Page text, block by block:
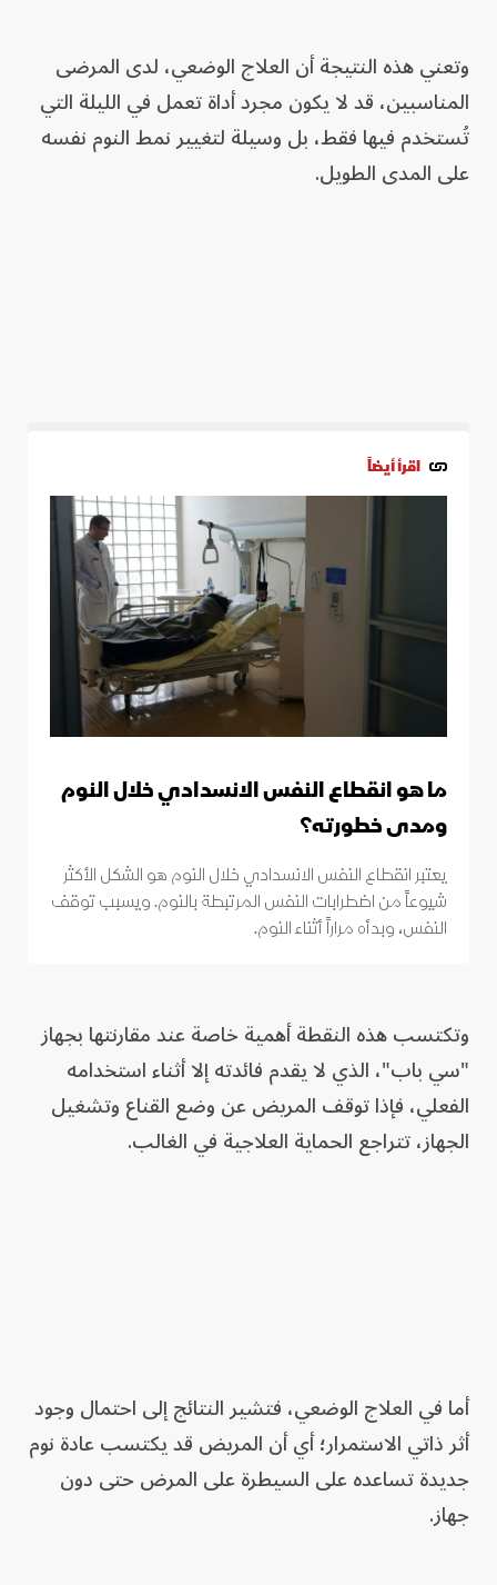
وتعني هذه النتيجة أن العلاج الوضعي، لدى المرضى
المناسبين، قد لا يكون مجرد أداة تعمل في الليلة التي
تُستخدم فيها فقط، بل وسيلة لتغيير نمط النوم نفسه
على المدى الطويل.
اقرأ أيضاً
ما هو انقطاع النفس الانسدادي خلال النوم
ومدى خطورته؟
يعتبر انقطاع النفس الانسدادي خلال النوم هو الشكل الأكثر
شيوعاً من اضطرابات النفس المرتبطة بالنوم. ويسبب توقف
النفس، وبدأه مراراً أثناء النوم.
وتكتسب هذه النقطة أهمية خاصة عند مقارنتها بجهاز
"سي باب"، الذي لا يقدم فائدته إلا أثناء استخدامه
الفعلي، فإذا توقف المريض عن وضع القناع وتشغيل
الجهاز، تتراجع الحماية العلاجية في الغالب.
أما في العلاج الوضعي، فتشير النتائج إلى احتمال وجود
أثر ذاتي الاستمرار؛ أي أن المريض قد يكتسب عادة نوم
جديدة تساعده على السيطرة على المرض حتى دون
جهاز.